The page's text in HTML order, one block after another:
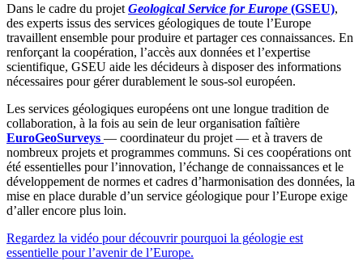
Dans le cadre du projet Geological Service for Europe (GSEU),
des experts issus des services géologiques de toute l’Europe
travaillent ensemble pour produire et partager ces connaissances. En
renforçant la coopération, l’accès aux données et l’expertise
scientifique, GSEU aide les décideurs à disposer des informations
nécessaires pour gérer durablement le sous‑sol européen.
Les services géologiques européens ont une longue tradition de
EuroGeoSurveys — coordinateur du projet — et à travers de
nombreux projets et programmes communs. Si ces coopérations ont
été essentielles pour l’innovation, l’échange de connaissances et le
développement de normes et cadres d’harmonisation des données, la
mise en place durable d’un service géologique pour l’Europe exige
d’aller encore plus loin.
Regardez la vidéo pour découvrir pourquoi la géologie est
essentielle pour l’avenir de l’Europe.